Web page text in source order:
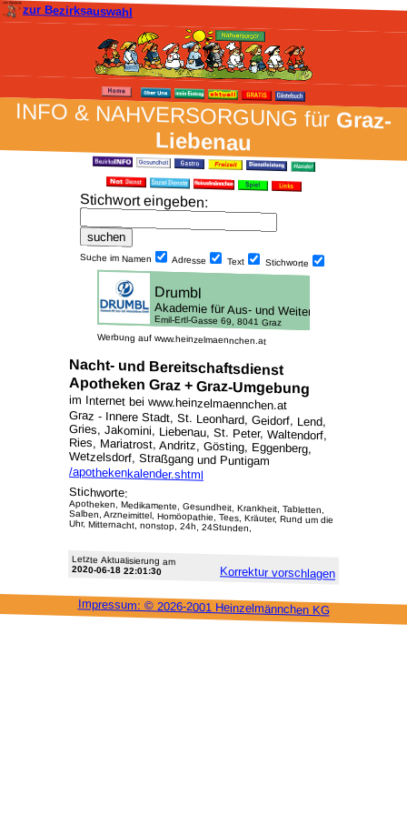
zur Bezirksauswahl
INFO & NAH­VER­SORG­UNG fürGraz-
Liebenau
Stich­wort ein­geben:
Suche im Namen Adresse Text Stich­worte
Werbung auf www.heinzelmaennchen.at
Nacht- und Bereitschaftsdienst
Apotheken Graz + Graz-Umgebung
im Internet bei www.heinzelmaennchen.at
Graz - Innere Stadt, St. Leonhard, Geidorf, Lend,
Gries, Jakomini, Liebenau, St. Peter, Waltendorf,
Ries, Mariatrost, Andritz, Gösting, Eggenberg,
Wetzelsdorf, Straßgang und Puntigam
/apothekenkalender.shtml
Stichworte:
Apotheken, Medikamente, Gesundheit, Krankheit, Tabletten,
Salben, Arzneimittel, Homöopathie, Tees, Kräuter, Rund um die
Uhr, Mitternacht, nonstop, 24h, 24Stunden,
Letzte Aktu­alisie­rung am
2020-06-18 22:01:30 Korrektur vor­schlagen
Impressum: © 2026-2001 Heinzel­männchen KG